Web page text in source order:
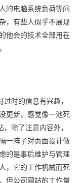
的电脑系统负荷等问
，有些人似乎不展现
他会的技术全部用在
时的信息有兴趣，
更新，感觉像一池死
除了注意内容外，
一阵子对页面设计做
的是事后维护与管理
，它的工作机械而死
但公司网站的工作量